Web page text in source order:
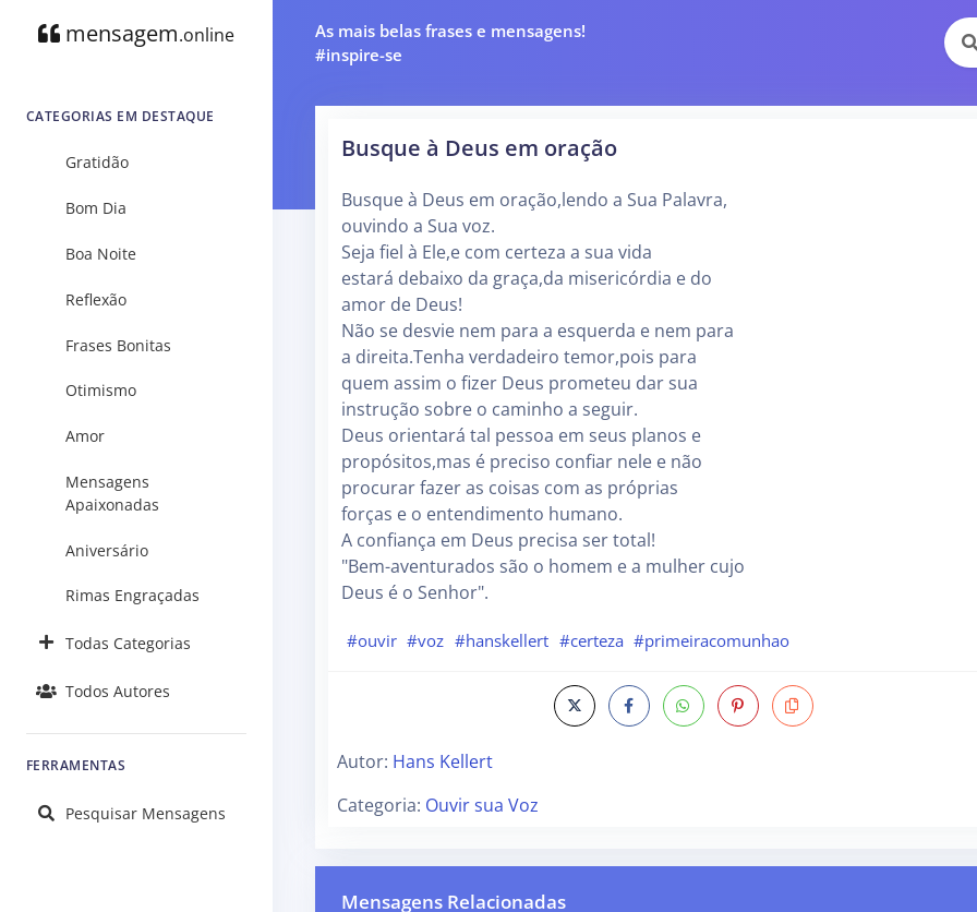
mensagem.online
CATEGORIAS EM DESTAQUE
Gratidão
Bom Dia
Boa Noite
Reflexão
Frases Bonitas
Otimismo
Amor
Mensagens
Apaixonadas
Aniversário
Rimas Engraçadas
Todas Categorias
Todos Autores
FERRAMENTAS
Pesquisar Mensagens
As mais belas frases e mensagens!
#inspire-se
Busque à Deus em oração
Busque à Deus em oração,lendo a Sua Palavra,
ouvindo a Sua voz.
Seja fiel à Ele,e com certeza a sua vida
estará debaixo da graça,da misericórdia e do
amor de Deus!
Não se desvie nem para a esquerda e nem para
a direita.Tenha verdadeiro temor,pois para
quem assim o fizer Deus prometeu dar sua
instrução sobre o caminho a seguir.
Deus orientará tal pessoa em seus planos e
propósitos,mas é preciso confiar nele e não
procurar fazer as coisas com as próprias
forças e o entendimento humano.
A confiança em Deus precisa ser total!
"Bem-aventurados são o homem e a mulher cujo
Deus é o Senhor".
#ouvir #voz #hanskellert #certeza #primeiracomunhao
Autor: Hans Kellert
Categoria: Ouvir sua Voz
Mensagens Relacionadas